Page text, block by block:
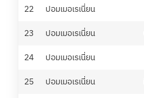
22
ปอมเมอเรเนี่ยน
23
ปอมเมอเรเนี่ยน
24
ปอมเมอเรเนี่ยน
25
ปอมเมอเรเนี่ยน